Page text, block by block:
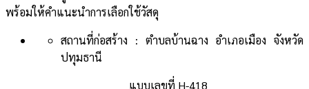
พร้อมให้คำแนะนำการเลือกใช้วัสดุ
สถานที่ก่อสร้าง : ตำบลบ้านฉาง อำเภอเมือง จังหวัด
ปทุมธานี
แบบเลขที่ H-418